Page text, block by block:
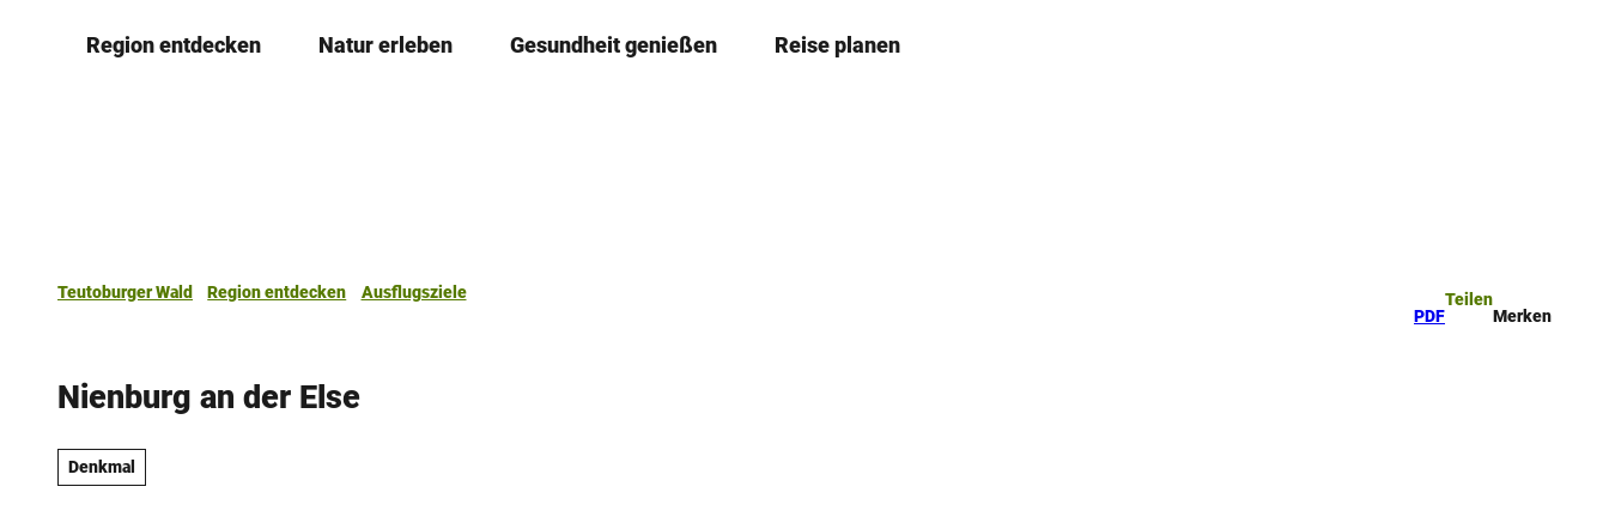
Region entdecken Natur erleben Gesundheit genießen Reise planen
Teutoburger Wald Region entdecken
Ausflugsziele
PDF
Teilen
Merken
Nienburg an der Else
Denkmal